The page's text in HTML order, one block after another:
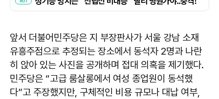
앞서 더불어민주당은 지 부장판사가 서울 강남 소재
유흥주점으로 추정되는 장소에서 동석자 2명과 나란
히 앉아 있는 사진을 공개하며 접대 의혹을 제기했다.
민주당은 “고급 룸살롱에서 여성 종업원이 동석했
다”고 주장했지만, 구체적인 비용 규모나 대납 여부,